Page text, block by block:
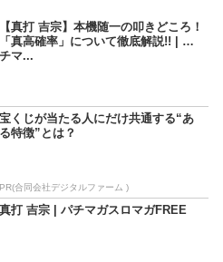
【真打 吉宗】本機随一の叩きどころ！
「真高確率」について徹底解説!! | パ
チマ...
宝くじが当たる人にだけ共通する“あ
る特徴”とは？
PR(合同会社デジタルファーム )
真打 吉宗 | パチマガスロマガFREE